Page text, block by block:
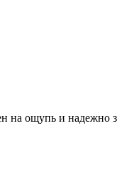
на ощупь и